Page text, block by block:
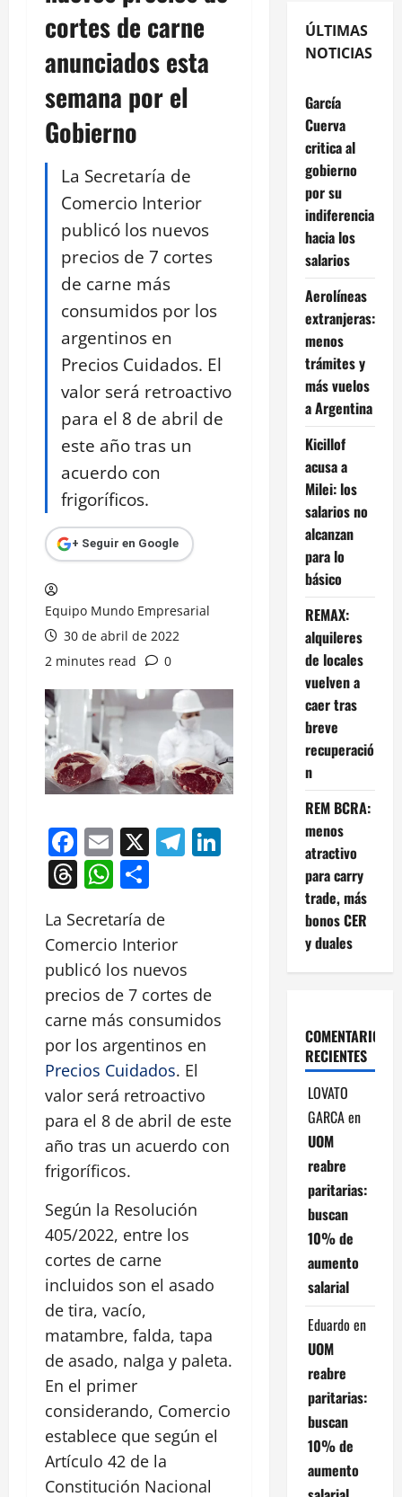
cortes de carne
anunciados esta
semana por el
Gobierno
La Secretaría de
Comercio Interior
publicó los nuevos
precios de 7 cortes
de carne más
consumidos por los
argentinos en
Precios Cuidados. El
valor será retroactivo
para el 8 de abril de
este año tras un
acuerdo con
frigoríficos.
+ Seguir en Google
Equipo Mundo Empresarial
30 de abril de 2022
2 minutes read
0
Facebook
Email
X Telegram
LinkedIn
Threads
WhatsApp
La Secretaría de
Comercio Interior
publicó los nuevos
precios de 7 cortes de
carne más consumidos
por los argentinos en
Precios Cuidados. El
valor será retroactivo
para el 8 de abril de este
año tras un acuerdo con
frigoríficos.
Según la Resolución
405/2022, entre los
cortes de carne
incluidos son el asado
de tira, vacío,
matambre, falda, tapa
de asado, nalga y paleta.
En el primer
considerando, Comercio
establece que según el
Artículo 42 de la
Constitución Nacional
ÚLTIMAS
NOTICIAS
García
Cuerva
critica al
gobierno
por su
indiferencia
hacia los
salarios
Aerolíneas
extranjeras:
menos
trámites y
más vuelos
a Argentina
Kicillof
acusa a
Milei: los
salarios no
alcanzan
para lo
básico
REMAX:
alquileres
de locales
vuelven a
caer tras
breve
recuperació
n
REM BCRA:
menos
atractivo
para carry
trade, más
bonos CER
y duales
COMENTARIOS
RECIENTES
LOVATO
GARCAen
UOM
reabre
paritarias:
buscan
10% de
aumento
salarial
Eduardo en
UOM
reabre
paritarias:
buscan
10% de
aumento